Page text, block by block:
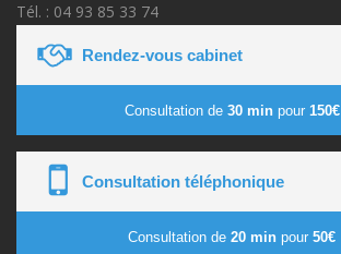
Tél. : 04 93 85 33 74
Rendez-vous cabinet
Consultation de 30 minpour 150€
Consultation téléphonique
Consultation de 20 min pour 50€